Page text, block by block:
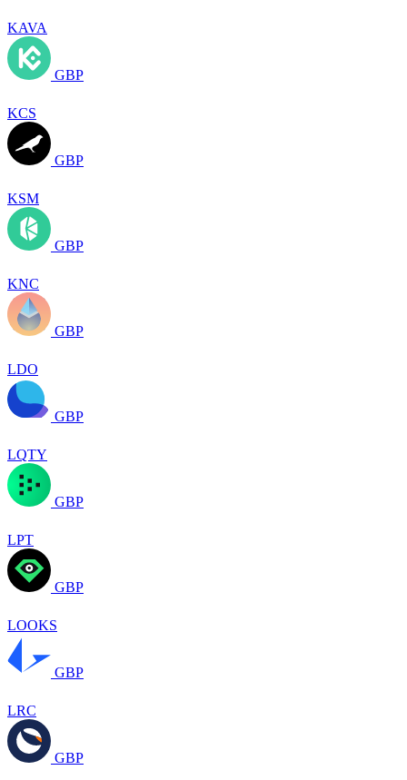
KAVA
GBP
KCS
GBP
KSM
GBP
KNC
GBP
LDO
GBP
LQTY
GBP
LPT
GBP
LOOKS
GBP
LRC
GBP